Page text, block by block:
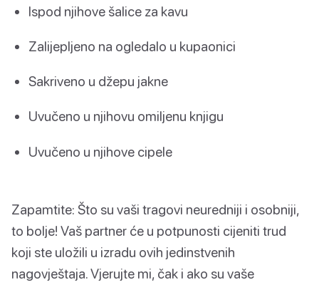
Ispod njihove šalice za kavu
Zalijepljeno na ogledalo u kupaonici
Sakriveno u džepu jakne
Uvučeno u njihovu omiljenu knjigu
Uvučeno u njihove cipele
Zapamtite: Što su vaši tragovi neuredniji i osobniji,
to bolje! Vaš partner će u potpunosti cijeniti trud
koji ste uložili u izradu ovih jedinstvenih
nagovještaja. Vjerujte mi, čak i ako su vaše